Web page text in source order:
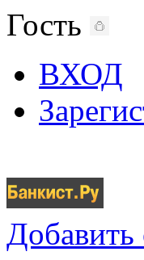
Гость
ВХОД
Добавить